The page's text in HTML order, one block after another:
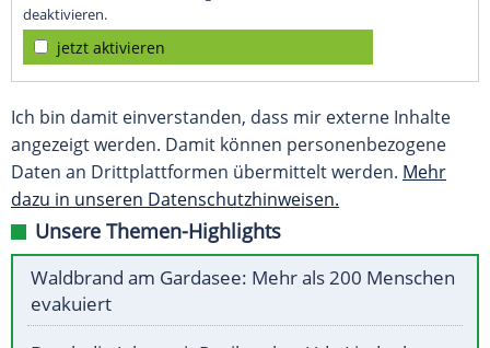
deaktivieren.
jetzt aktivieren
Ich bin damit einverstanden, dass mir externe Inhalte
angezeigt werden. Damit können personenbezogene
Daten an Drittplattformen übermittelt werden. Mehr
dazu in unseren Datenschutzhinweisen.
Unsere Themen-Highlights
Waldbrand am Gardasee: Mehr als 200 Menschen
evakuiert